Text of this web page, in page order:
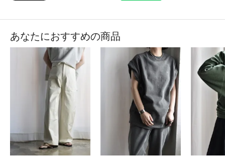
あなたにおすすめの商品